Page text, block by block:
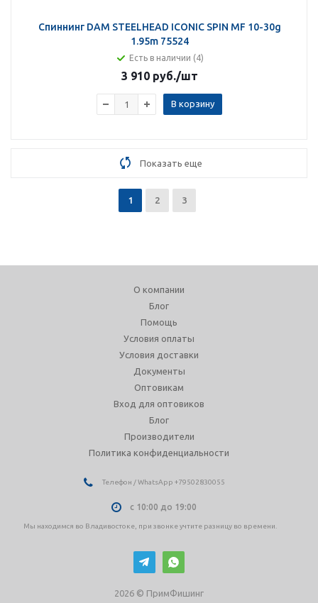
Спиннинг DAM STEELHEAD ICONIC SPIN MF 10-30g
1.95m 75524
Есть в наличии (4)
3 910 руб./шт
В корзину
Показать еще
1 2 3
О компании
Блог
Помощь
Условия оплаты
Условия доставки
Документы
Оптовикам
Вход для оптовиков
Блог
Производители
Политика конфиденциальности
Телефон / WhatsApp +79502830055
с 10:00 до 19:00
Мы находимся во Владивостоке, при звонке учтите разницу во времени.
2026 © ПримФишинг